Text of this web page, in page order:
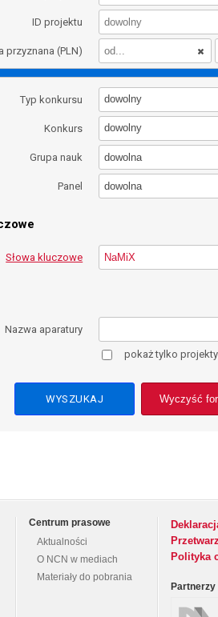
ID projektu
przyznana (PLN)
Typ konkursu dowolny
Konkurs dowolny
Grupa nauk dowolna
Panel dowolna
Słowa kluczowe
Nazwa aparatury
pokaż tylko
Wyczyść
Centrum prasowe
Aktualności
O NCN w mediach
Materiały do pobrania
Polityka
Partnerzy